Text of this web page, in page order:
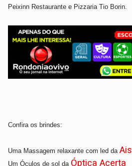
Peixinn Restaurantee Pizzaria Tio Borin
Confira os brindes:
Uma Massagem relaxante com led da
Um Óculos de sol da Óptica Acerta